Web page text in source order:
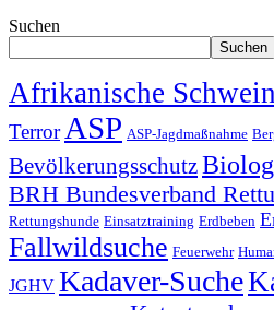
Suchen
Suchen
Afrikanische
Terror ASP ASP-Jagdmaßnahme
Bevölkerungsschutz
BRH Bundesverband
Rettungshunde Einsatztraining Erdbeben
Fallwildsuche Feuerwehr
JGHV Kadaver-Suche